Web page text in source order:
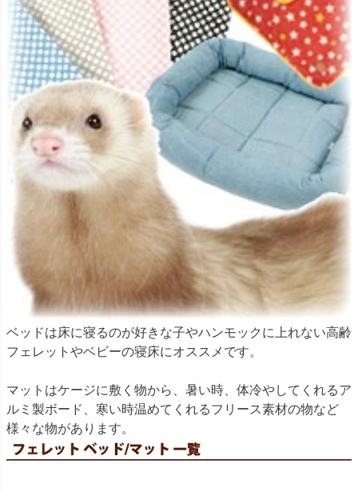
ベッドは床に寝るのが好きな子やハンモックに上れない高齢
フェレットやベビーの寝床にオススメです。
マットはケージに敷く物から、暑い時、体冷やしてくれるア
ルミ製ボード、寒い時温めてくれるフリース素材の物など
様々な物があります。